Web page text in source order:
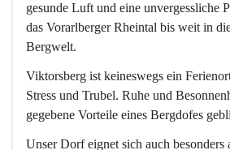
gesunde Luft und eine unvergessliche
das Vorarlberger Rheintal bis weit in
Bergwelt.
Viktorsberg ist keineswegs ein
Stress und Trubel. Ruhe und
gegebene Vorteile eines Bergdofes
Unser Dorf eignet sich auch besonders